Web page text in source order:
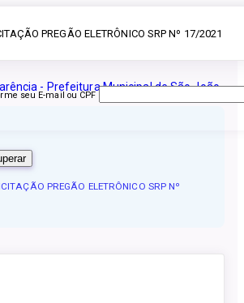
PREGÃO ELETRÔNICO SRP Nº 17/2021
PREGÃO ELETRÔNICO SRP Nº
seu E-mail ou CPF